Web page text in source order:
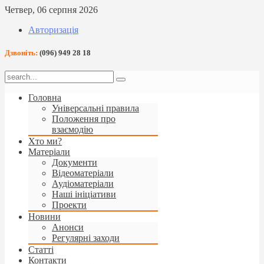
Четвер, 06 серпня 2026
Авторизація
Дзвоніть: (096) 949 28 18
Головна
Універсальні правила
Положення про
взаємодію
Хто ми?
Матеріали
Документи
Відеоматеріали
Аудіоматеріали
Наші ініціативи
Проекти
Новини
Анонси
Регулярні заходи
Статті
Контакти